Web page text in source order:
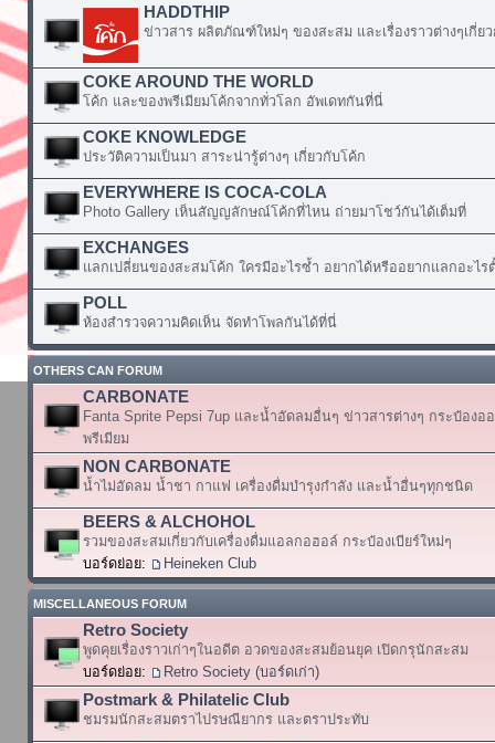
HADDTHIP
ข่าวสาร ผลิตภัณฑ์ใหม่ๆ ของสะสม และเรื่องราวต่างๆเกี่ย
COKE AROUND THE WORLD
โค้ก และของพรีเมียมโค้กจากทั่วโลก อัพเดทกันที่นี่
COKE KNOWLEDGE
ประวัติความเป็นมา สาระน่ารู้ต่างๆ เกี่ยวกับโค้ก
EVERYWHERE IS COCA-COLA
Photo Gallery เห็นสัญญลักษณ์โค้กที่ไหน ถ่ายมาโชว์กันได้เต็มที่
EXCHANGES
แลกเปลี่ยนของสะสมโค้ก ใครมีอะไรซ้ำ อยากได้หรืออยากแลกอะไร
POLL
ห้องสำรวจความคิดเห็น จัดทำโพลกันได้ที่นี่
OTHERS CAN FORUM
CARBONATE
Fanta Sprite Pepsi 7up และน้ำอัดลมอื่นๆ ข่าวสารต่างๆ กระป๋องอ
พรีเมียม
NON CARBONATE
น้ำไม่อัดลม น้ำชา กาแฟ เครื่องดื่มบำรุงกำลัง และน้ำอื่นๆทุกชนิด
BEERS & ALCHOHOL
รวมของสะสมเกี่ยวกับเครื่องดื่มแอลกอฮอล์ กระป๋องเบียร์ใหม่ๆ
บอร์ดย่อย:
Heineken Club
MISCELLANEOUS FORUM
Retro Society
พูดคุยเรื่องราวเก่าๆในอดีต อวดของสะสมย้อนยุค เปิดกรุนักสะสม
บอร์ดย่อย:
Retro Society (บอร์ดเก่า)
Postmark & Philatelic Club
ชมรมนักสะสมตราไปรษณียากร และตราประทับ